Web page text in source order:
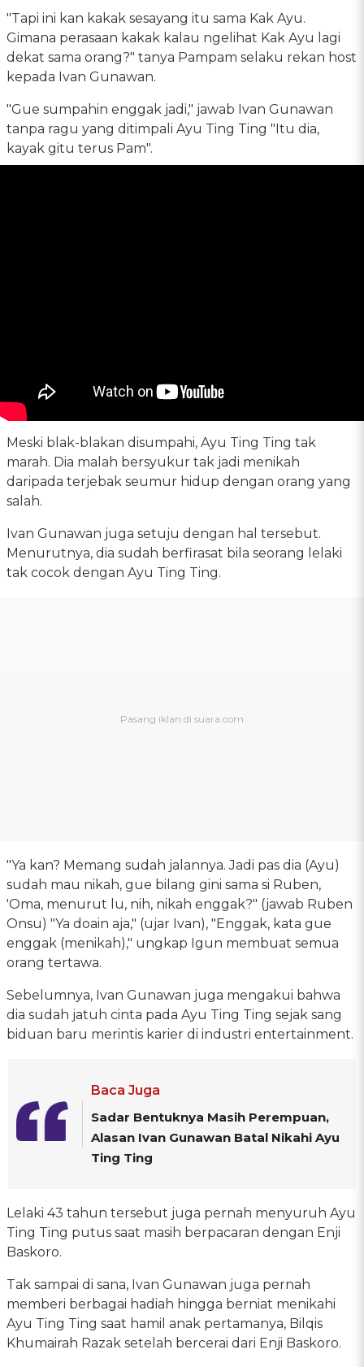
"Tapi ini kan kakak sesayang itu sama Kak Ayu.
Gimana perasaan kakak kalau ngelihat Kak Ayu lagi
dekat sama orang?" tanya Pampam selaku rekan host
kepada Ivan Gunawan.
"Gue sumpahin enggak jadi," jawab Ivan Gunawan
tanpa ragu yang ditimpali Ayu Ting Ting "Itu dia,
kayak gitu terus Pam".
Meski blak-blakan disumpahi, Ayu Ting Ting tak
marah. Dia malah bersyukur tak jadi menikah
daripada terjebak seumur hidup dengan orang yang
salah.
Ivan Gunawan juga setuju dengan hal tersebut.
Menurutnya, dia sudah berfirasat bila seorang lelaki
tak cocok dengan Ayu Ting Ting.
"Ya kan? Memang sudah jalannya. Jadi pas dia (Ayu)
sudah mau nikah, gue bilang gini sama si Ruben,
'Oma, menurut lu, nih, nikah enggak?" (jawab Ruben
Onsu) "Ya doain aja," (ujar Ivan), "Enggak, kata gue
enggak (menikah)," ungkap Igun membuat semua
orang tertawa.
Sebelumnya, Ivan Gunawan juga mengakui bahwa
dia sudah jatuh cinta pada Ayu Ting Ting sejak sang
biduan baru merintis karier di industri entertainment.
Baca Juga
Sadar Bentuknya Masih Perempuan,
Alasan Ivan Gunawan Batal Nikahi Ayu
Ting Ting
Lelaki 43 tahun tersebut juga pernah menyuruh Ayu
Ting Ting putus saat masih berpacaran dengan Enji
Baskoro.
Tak sampai di sana, Ivan Gunawan juga pernah
memberi berbagai hadiah hingga berniat menikahi
Ayu Ting Ting saat hamil anak pertamanya, Bilqis
Khumairah Razak setelah bercerai dari Enji Baskoro.